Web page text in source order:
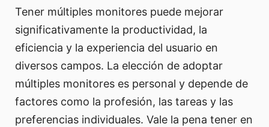
Tener múltiples monitores puede mejorar
significativamente la productividad, la
eficiencia y la experiencia del usuario en
diversos campos. La elección de adoptar
múltiples monitores es personal y depende de
factores como la profesión, las tareas y las
preferencias individuales. Vale la pena tener en